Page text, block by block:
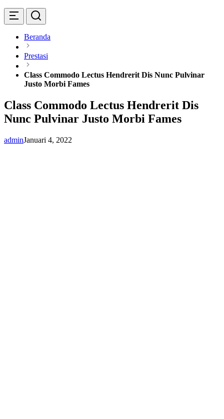
Beranda
Prestasi
Class Commodo Lectus Hendrerit Dis Nunc Pulvinar
Justo Morbi Fames
Class Commodo Lectus Hendrerit Dis
Nunc Pulvinar Justo Morbi Fames
adminJanuari 4, 2022